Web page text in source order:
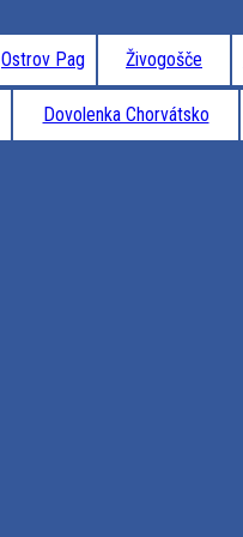
Ostrov Pag Živogošče
Dovolenka Chorvátsko